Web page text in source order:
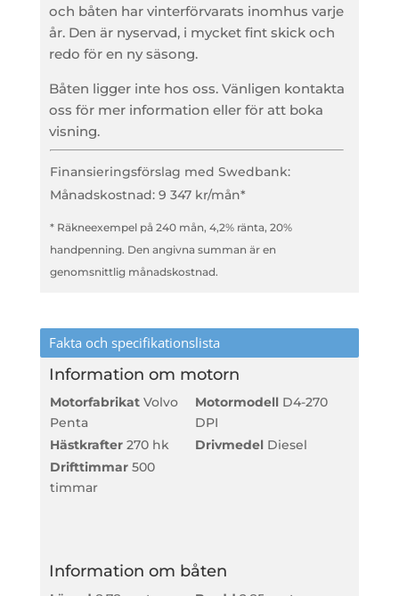
och båten har vinterförvarats inomhus varje
år. Den är nyservad, i mycket fint skick och
redo för en ny säsong.
Båten ligger inte hos oss. Vänligen kontakta
oss för mer information eller för att boka
visning.
Finansieringsförslag med Swedbank:
Månadskostnad: 9 347 kr/mån*
* Räkneexempel på 240 mån, 4,2% ränta, 20%
handpenning. Den angivna summan är en
genomsnittlig månadskostnad.
Fakta och specifikationslista
Information om motorn
MotorfabrikatVolvo
Penta
Motormodell D4-270
DPI
Hästkrafter270 hk Drivmedel Diesel
Drifttimmar500
timmar
Information om båten